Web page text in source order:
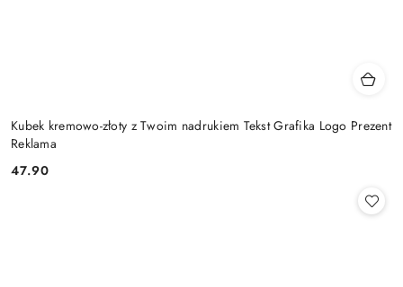
Kubek kremowo-złoty z Twoim nadrukiem Tekst Grafika Logo Prezent
Reklama
Cena:
47.90